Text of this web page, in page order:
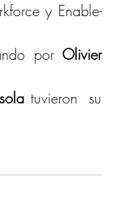
y Enable-
por Olivier
tuvieron  su